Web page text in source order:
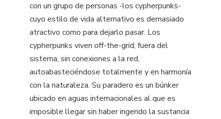
con un grupo de personas -los cypherpunks-
cuyo estilo de vida alternativo es demasiado
atractivo como para dejarlo pasar. Los
cypherpunks viven off-the-grid, fuera del
sistema, sin conexiones a la red,
autoabasteciéndose totalmente y en harmonía
con la naturaleza. Su paradero es un búnker
ubicado en aguas internacionales al que es
imposible llegar sin haber ingerido la sustancia